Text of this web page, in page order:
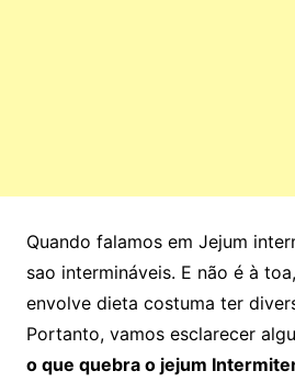
Quando falamos em Jejum
sao intermináveis. E não é à
envolve dieta costuma ter
Portanto, vamos esclarecer
o que quebra o jejum